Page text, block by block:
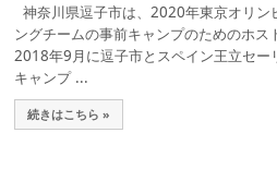
神奈川県逗子市は、2020年東京オリン
ングチームの事前キャンプのためのホ
2018年9月に逗子市とスペイン王立セ
キャンプ ...
続きはこちら »